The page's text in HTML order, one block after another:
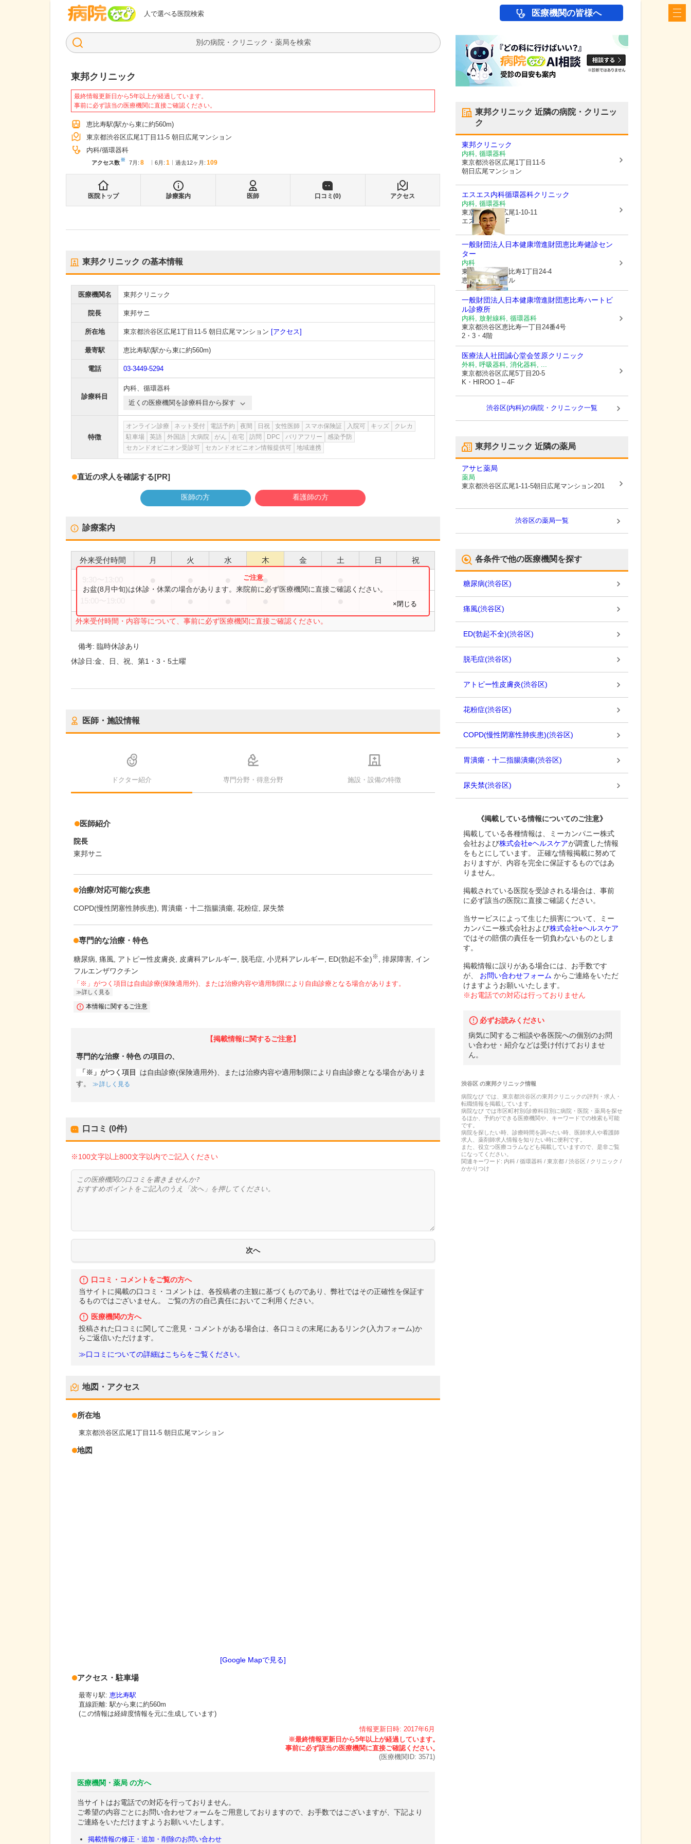
人で選べる医院検索
病院なび 医療機関の皆様へ
検索
東邦クリニック
最終情報更新日から5年以上が経過しています。
事前に必ず該当の医療機関に直接ご確認ください。
恵比寿駅(駅から東に約560m)
東京都渋谷区広尾1丁目11-5 朝日広尾マンション
内科 循環器科
アクセス数※ 7月 : 8 6月 : 1 過去12ヶ月: 109
医院トップ 診療案内 医師 口コミ(0) アクセス
東邦クリニック の基本情報
医療機関名 東邦クリニック
院長 東邦サニ
所在地 東京都渋谷区広尾1丁目11-5 朝日広尾マンション [アクセス]
最寄駅 恵比寿駅(駅から東に約560m)
電話 03-3449-5294
診療科目
内科、 循環器科
近くの医療機関を診療科目から探す
特徴
オンライン診療 ネット受付 電話予約 夜間 日祝 女性医師 スマホ保険証 入院可 キッズ
クレカ
駐車場
英語 外国語 大病院 がん 在宅 訪問 DPC バリアフリー
感染予防
セカンドオピニオン受診可
セカンドオピニオン情報提供可 地域連携
直近の求人を確認する[PR]
医師の方 看護師の方
診療案内
外来受付時間 月 火 水 木 金 土 日 祝
●
外来受付時間・内容等について、事前に必ず医療機関に直接ご確認ください。
お盆(8月中旬)は休診・休業の場合があります。来院前に必ず医療機関に直接ご確認ください。
×閉じる
備考:臨時休診あり
休診日:金、日、祝、第1・3・5土曜
医師・施設情報
ドクター紹介 専門分野・得意分野 施設・設備の特徴
医師紹介
院長
東邦サニ
治療/対応可能な疾患
COPD(慢性閉塞性肺疾患) 胃潰瘍・十二指腸潰瘍 花粉症 尿失禁
専門的な治療・特色
糖尿病 痛風 アトピー性皮膚炎 皮膚科アレルギー 脱毛症 小児科アレルギー ED(勃起不全)※ 排尿障害 イン
フルエンザワクチン
「※」がつく項目は自由診療(保険適用外)、または治療内容や適用制限により自由診療となる場合があります。
詳しく見る
本情報に関するご注意
【掲載情報に関するご注意】
専門的な治療・特色の項目の、
「※」がつく項目
は自由診療(保険適用外)、または治療内容や適用制限により自由診療となる場合がありま
す。
詳しく見る
口コミ (0件)
※100文字以上800文字以内でご記入ください
口コミ・コメントをご覧の方へ
当サイトに掲載の口コミ・コメントは、各投稿者の主観に基づくものであり、弊社ではその正確性を保証す
るものではございません。 ご覧の方の自己責任においてご利用ください。
医療機関の方へ
投稿された口コミに関してご意見・コメントがある場合は、各口コミの末尾にあるリンク(入力フォーム)か
らご返信いただけます。
≫口コミについての詳細はこちらをご覧ください。
地図・アクセス
所在地
東京都渋谷区広尾1丁目11-5 朝日広尾マンション
地図
[Google Mapで見る]
アクセス・駐車場
最寄り駅: 恵比寿駅
直線距離: 駅から東に約560m
(この情報は経緯度情報を元に生成しています)
情報更新日時: 2017年6月
(医療機関ID: 3571 )
医療機関・薬局 の方へ
当サイトはお電話での対応を行っておりません。
ご希望の内容ごとにお問い合わせフォームをご用意しておりますので、お手数ではございますが、下記より
ご連絡をいただけますようお願いいたします。
掲載情報の修正・追加・削除のお問い合わせ
東邦クリニック 近隣の病院・クリニッ
ク
東邦クリニック
内科, 循環器科
東京都渋谷区広尾1丁目11-5
朝日広尾マンション
エスエス内科循環器科クリニック
内科, 循環器科
東京都渋谷区
広尾1-10-11
エスエスビル1F
一般財団法人日本健康増進財団恵比寿健診セン
ター
内科
東京都渋谷区恵比寿1丁目24-4
恵比寿ハートビル
一般財団法人日本健康増進財団恵比寿ハートビ
ル診療所
内科, 放射線科, 循環器科
東京都渋谷区恵比寿一丁目24番4号
2・3・4階
医療法人社団誠心堂会笠原クリニック
外科, 呼吸器科, 消化器科, ...
東京都渋谷区広尾5丁目20-5
K・HIROO 1～4F
渋谷区(内科)の病院・クリニック一覧
東邦クリニック 近隣の薬局
アサヒ薬局
薬局
東京都渋谷区広尾1-11-5朝日広尾マンション201
渋谷区の薬局一覧
各条件で他の医療機関を探す
糖尿病(渋谷区)
痛風(渋谷区)
ED(勃起不全)(渋谷区)
脱毛症(渋谷区)
アトピー性皮膚炎(渋谷区)
花粉症(渋谷区)
COPD(慢性閉塞性肺疾患)(渋谷区)
胃潰瘍・十二指腸潰瘍(渋谷区)
尿失禁(渋谷区)
《掲載している情報についてのご注意》
掲載している各種情報は、ミーカンパニー株式
会社および株式会社eヘルスケアが調査した情報
をもとにしています。 正確な情報掲載に努めて
おりますが、内容を完全に保証するものではあ
りません。
掲載されている医院を受診される場合は、事前
に必ず該当の医院に直接ご確認ください。
当サービスによって生じた損害について、ミー
カンパニー株式会社および株式会社eヘルスケア
ではその賠償の責任を一切負わないものとしま
す。
掲載情報に誤りがある場合には、お手数です
が、
お問い合わせフォーム からご連絡をいただ
けますようお願いいたします。
※お電話での対応は行っておりません
必ずお読みください
病気に関するご相談や各医院への個別のお問
い合わせ・紹介などは受け付けておりませ
ん。
渋谷区の東邦クリニック情報
病院なび では、 東京都渋谷区の東邦クリニックの評判・求人・
転職情報を掲載しています。
病院なび では市区町村別/診療科目別に病院・医院・薬局を探せ
るほか、予約ができる医療機関や、キーワードでの検索も可能
です。
病院を探したい時、診療時間を調べたい時、医師求人や看護師
求人、薬剤師求人情報を知りたい時に便利です。
また、役立つ医療コラムなども掲載していますので、是非ご覧
になってください。
関連キーワード: 内科 / 循環器科 / 東京都 / 渋谷区 / クリニック /
かかりつけ